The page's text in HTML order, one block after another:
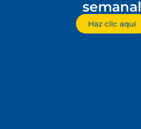
semanal
Haz clic aquí